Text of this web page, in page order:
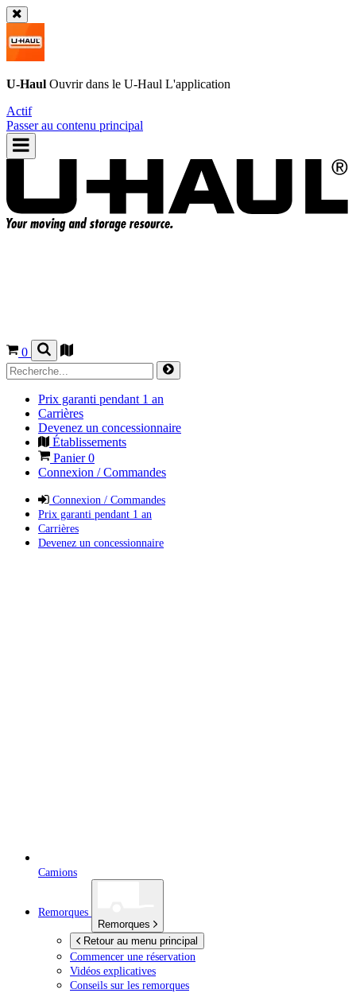
U-Haul Ouvrir dans le U-Haul L'application
Actif
Passer au contenu principal
0
Prix garanti pendant 1 an
Carrières
Devenez un concessionnaire
Établissements
Panier0
Connexion / Commandes
Connexion / Commandes
Prix garanti pendant 1 an
Carrières
Devenez un concessionnaire
Camions
Remorques
Remorques
Retour au menu principal
Commencer une réservation
Vidéos explicatives
Conseils sur les remorques